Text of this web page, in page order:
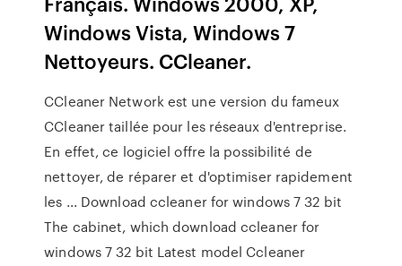
Windows Vista, Windows 7
Nettoyeurs. CCleaner.
CCleaner Network est une version du fameux
CCleaner taillée pour les réseaux d'entreprise.
En effet, ce logiciel offre la possibilité de
nettoyer, de réparer et d'optimiser rapidement
les ... Download ccleaner for windows 7 32 bit
The cabinet, which download ccleaner for
windows 7 32 bit Latest model Ccleaner